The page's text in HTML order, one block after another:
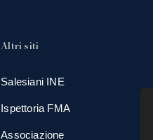
Altri siti
Salesiani INE
Ispettoria FMA
Associazione